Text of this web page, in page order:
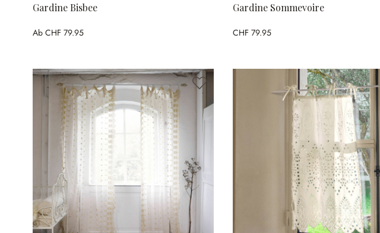
Gardine Bisbee
Ab CHF 79.95
Gardine Sommevoire
CHF 79.95